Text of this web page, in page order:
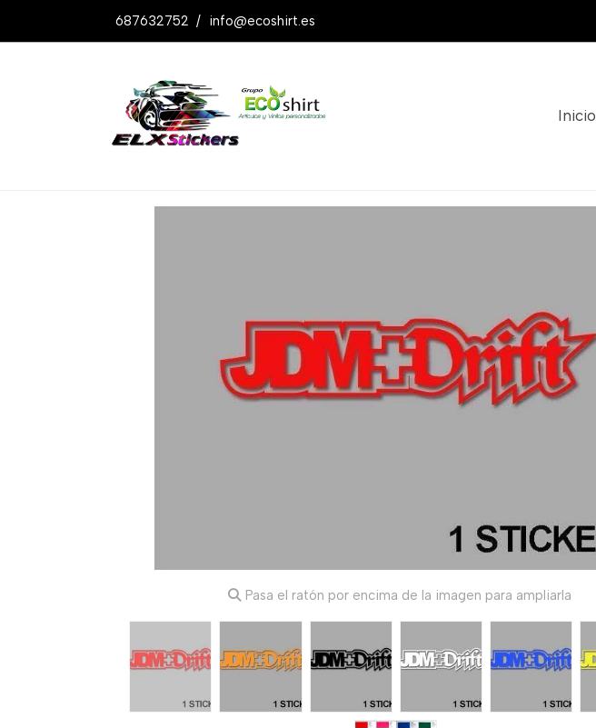
687632752 / info@ecoshirt.es
Inicio
Productos Pegatina Jdm+drift Ref: Jdm90
Pasa el ratón por encima de la imagen para ampliarla